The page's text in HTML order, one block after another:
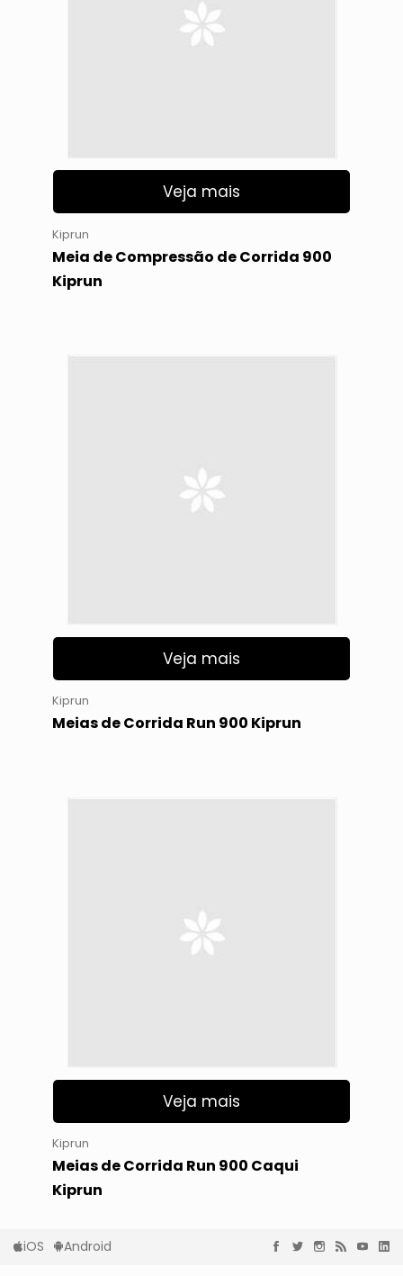
Veja mais
Kiprun
Meia de Compressão de Corrida 900
Kiprun
Veja mais
Kiprun
Meias de Corrida Run 900 Kiprun
Veja mais
Kiprun
Meias de Corrida Run 900 Caqui
Kiprun
iOS Android